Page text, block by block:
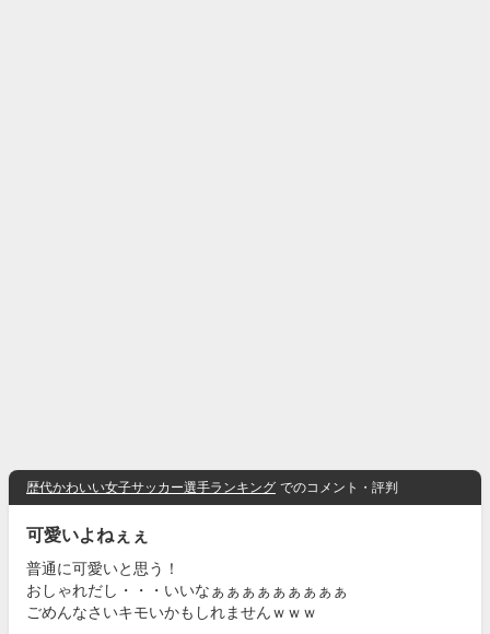
歴代かわいい女子サッカー選手ランキング でのコメント・評判
可愛いよねぇぇ
普通に可愛いと思う！
おしゃれだし・・・いいなぁぁぁぁぁぁぁぁぁ
ごめんなさいキモいかもしれませんｗｗｗ